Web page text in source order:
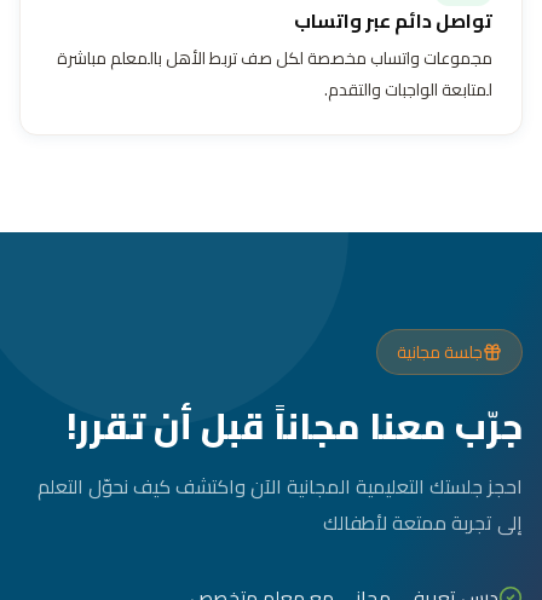
تواصل دائم عبر واتساب
مجموعات واتساب مخصصة لكل صف تربط الأهل بالمعلم مباشرة
لمتابعة الواجبات والتقدم.
جلسة مجانية
جرّب معنا مجاناً قبل أن تقرر!
احجز جلستك التعليمية المجانية الآن واكتشف كيف نحوّل التعلم
إلى تجربة ممتعة لأطفالك